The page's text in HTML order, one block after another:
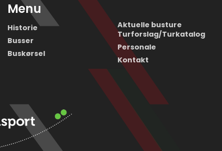
Menu
Historie
Busser
Buskørsel
Aktuelle busture
Turforslag/Turkatalog
Personale
Kontakt